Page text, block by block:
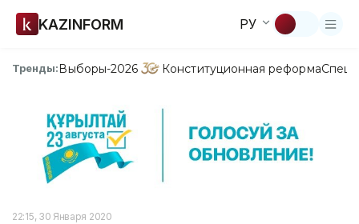
KAZINFORM РУ
Тренды:Выборы-2026 Конституционная реформа
22:15, 30 Января 2020